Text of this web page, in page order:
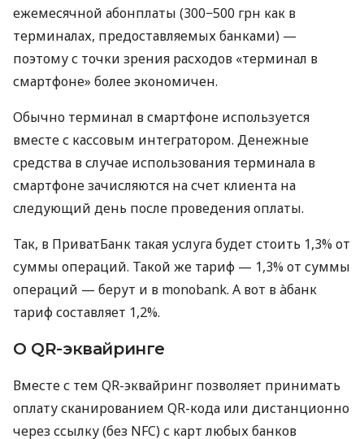
ежемесячной абонплаты (300−500 грн как в
терминалах, предоставляемых банками) —
поэтому с точки зрения расходов «терминал в
смартфоне» более экономичен.
Обычно терминал в смартфоне используется
вместе с кассовым интегратором. Денежные
средства в случае использования терминала в
смартфоне зачисляются на счет клиента на
следующий день после проведения оплаты.
Так, в ПриватБанк такая услуга будет стоить 1,3% от
суммы операций. Такой же тариф — 1,3% от суммы
операций — берут и в monobank. А вот в àбанк
тариф составляет 1,2%.
О QR-эквайринге
Вместе с тем QR-эквайринг позволяет принимать
оплату сканированием QR-кода или дистанционно
через ссылку (без NFC) с карт любых банков